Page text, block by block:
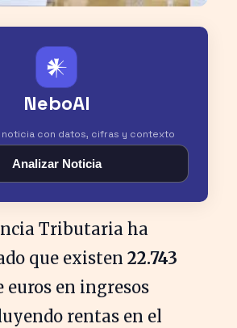
𒀭
NeboAI
noticia con datos, cifras y contexto
Analizar Noticia
Tributaria ha
que existen 22.743
euros en ingresos
rentas en el